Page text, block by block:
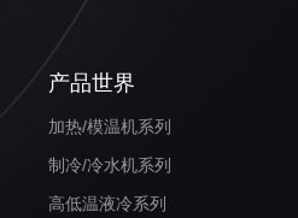
产品世界
加热/模温机系列
制冷/冷水机系列
高低温液冷系列